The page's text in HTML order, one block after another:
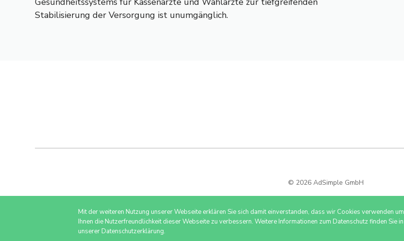
Stabilisierung der Versorgung ist unumgänglich.
© 2026 AdSimple GmbH
Mit der weiteren Nutzung unserer Webseite erklären Sie sich damit einverstanden, dass wir Cookies verwenden um
Ihnen die Nutzerfreundlichkeit dieser Webseite zu verbessern. Weitere Informationen zum Datenschutz finden Sie in
unserer Datenschutzerklärung.